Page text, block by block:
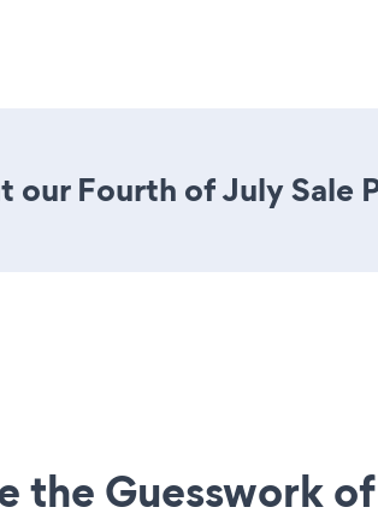
Fourth of July Sale
the Guesswork